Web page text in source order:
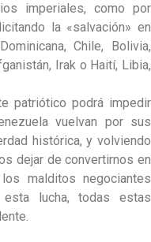
imperiales, como por
la «salvación» en
Chile, Bolivia,
Irak o Haití, Libia,
patriótico podrá impedir
vuelvan por sus
histórica, y volviendo
dejar de convertirnos en
malditos negociantes
lucha, todas estas